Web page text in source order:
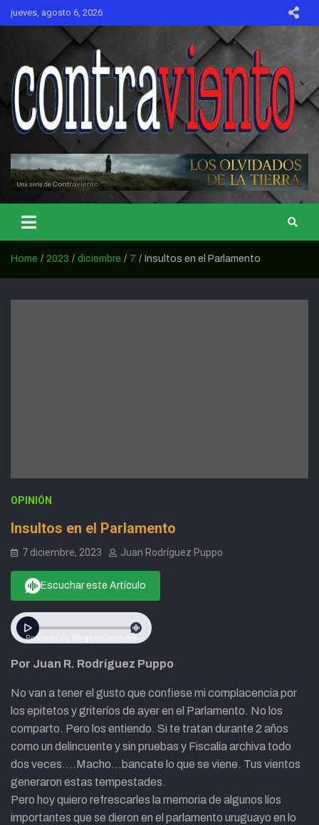
Skip
jueves, agosto 6, 2026
CONTRAVIENTO
Home 2023 diciembre 7 Insultos en el Parlamento
OPINIÓN
Insultos en el Parlamento
7 diciembre, 2023 Juan Rodríguez Puppo
Escuchar este Artículo
Por Juan R. Rodríguez Puppo
No van a tener el gusto que confiese mi complacencia por
los epitetos y griteríos de ayer en el Parlamento. No los
comparto. Pero los entiendo. Si te tratan durante 2 años
como un delincuente y sin pruebas y Fiscalía archiva todo
dos veces….Macho…bancate lo que se viene. Tus vientos
generaron estas tempestades.
Pero hoy quiero refrescarles la memoria de algunos líos
importantes que se dieron en el parlamento uruguayo en lo